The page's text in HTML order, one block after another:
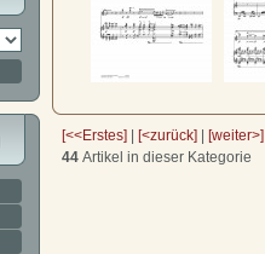
[<<Erstes] | [<zurück] | [weiter>]
44 Artikel in dieser Kategorie